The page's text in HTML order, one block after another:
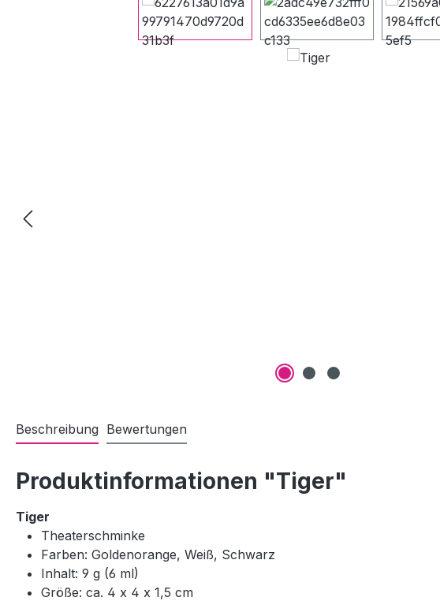
Beschreibung Bewertungen
Produktinformationen "Tiger"
Tiger
Theaterschminke
Farben: Goldenorange, Weiß, Schwarz
Inhalt: 9 g (6 ml)
Größe: ca. 4 x 4 x 1,5 cm